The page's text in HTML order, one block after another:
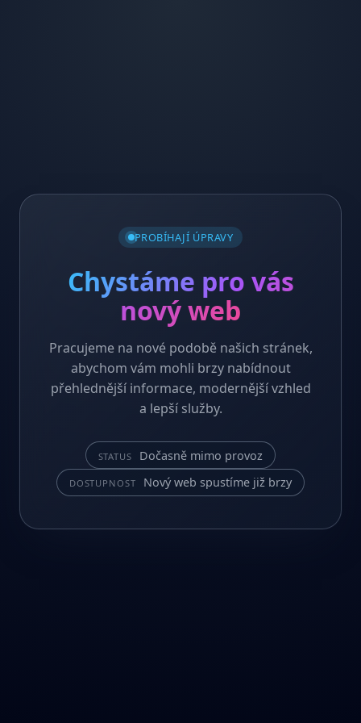
PROBÍHAJÍ ÚPRAVY
Chystáme pro vás
nový web
Pracujeme na nové podobě našich stránek,
abychom vám mohli brzy nabídnout
přehlednější informace, modernější vzhled
a lepší služby.
STATUS Dočasně mimo provoz
DOSTUPNOST Nový web spustíme již brzy